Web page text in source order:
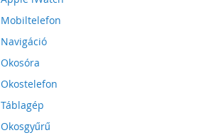
Mobiltelefon
Navigáció
Okosóra
Okostelefon
Táblagép
Okosgyűrű